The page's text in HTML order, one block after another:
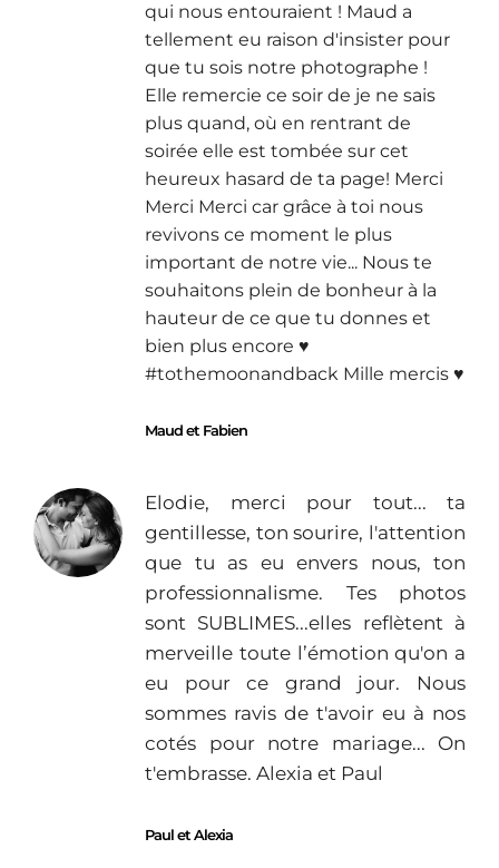
qui nous entouraient ! Maud a
tellement eu raison d'insister pour
que tu sois notre photographe !
Elle remercie ce soir de je ne sais
plus quand, où en rentrant de
soirée elle est tombée sur cet
heureux hasard de ta page! Merci
Merci Merci car grâce à toi nous
revivons ce moment le plus
important de notre vie... Nous te
souhaitons plein de bonheur à la
hauteur de ce que tu donnes et
bien plus encore ♥︎
#tothemoonandback Mille mercis ♥︎
Maud et Fabien
Elodie, merci pour tout... ta
gentillesse, ton sourire, l'attention
que tu as eu envers nous, ton
professionnalisme. Tes photos
sont SUBLIMES...elles reflètent à
merveille toute l’émotion qu'on a
eu pour ce grand jour. Nous
sommes ravis de t'avoir eu à nos
cotés pour notre mariage... On
t'embrasse. Alexia et Paul
Paul et Alexia